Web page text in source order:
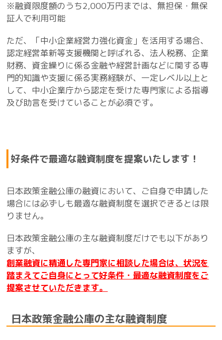
※融資限度額のうち2,000万円までは、無担保・無保
証人で利用可能
ただ、「中小企業経営力強化資金」を活用する場合、
認定経営革新等支援機関と呼ばれる、法人税務、企業
財務、資金繰りに係る金融や経営計画などに関する専
門的知識や支援に係る実務経験が、一定レベル以上と
して、中小企業庁から認定を受けた専門家による指導
及び助言を受けていることが必須です。
好条件で最適な融資制度を提案いたします！
日本政策金融公庫の融資において、ご自身で申請した
場合には必ずしも最適な融資制度を選択できるとは限
りません。
日本政策金融公庫の主な融資制度だけでも以下があり
ますが、
創業融資に精通した専門家に相談した場合は、状況を
踏まえてご自身にとって好条件・最適な融資制度をご
提案させていただきます。
日本政策金融公庫の主な融資制度